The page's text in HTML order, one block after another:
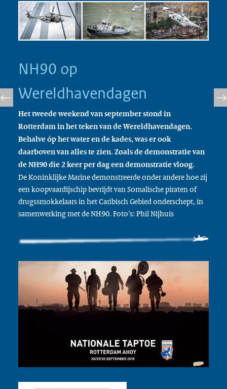
NH90 op
Wereldhavendagen
Het tweede weekend van september stond in
Rotterdam in het teken van de Wereldhavendagen.
Behalve óp het water en de kades, was er ook
daarboven van alles te zien. Zoals de demonstratie van
de NH90 die 2 keer per dag een demonstratie vloog.
De Koninklijke Marine demonstreerde onder andere hoe zij
een koopvaardijschip bevrijdt van Somalische piraten of
drugssmokkelaars in het Caribisch Gebied onderschept, in
samenwerking met de NH90. Foto’s: Phil Nijhuis